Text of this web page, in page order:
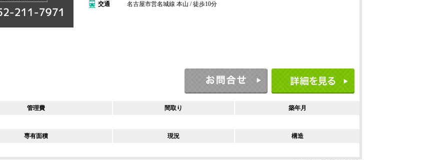
交通
名古屋市営名城線 本山 / 徒歩10分
管理費 間取り 築年月
専有面積 現況 構造